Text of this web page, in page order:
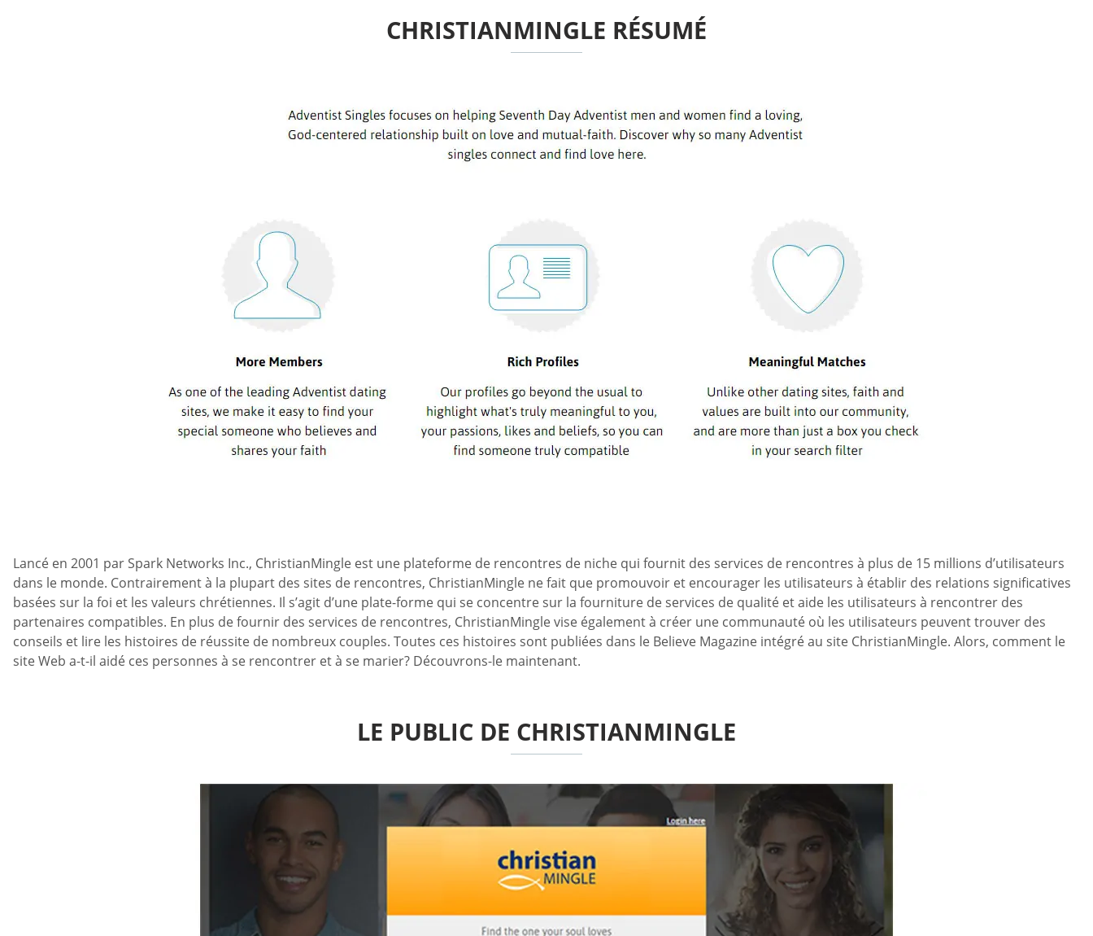
CHRISTIANMINGLE RÉSUMÉ
Lancé en 2001 par Spark Networks Inc., ChristianMingle est une plateforme de rencontres de niche qui fournit des services de rencontres à plus de 15 millions d’utilisateurs
dans le monde. Contrairement à la plupart des sites de rencontres, ChristianMingle ne fait que promouvoir et encourager les utilisateurs à établir des relations significatives
basées sur la foi et les valeurs chrétiennes. Il s’agit d’une plate-forme qui se concentre sur la fourniture de services de qualité et aide les utilisateurs à rencontrer des
partenaires compatibles. En plus de fournir des services de rencontres, ChristianMingle vise également à créer une communauté où les utilisateurs peuvent trouver des
conseils et lire les histoires de réussite de nombreux couples. Toutes ces histoires sont publiées dans le Believe Magazine intégré au site ChristianMingle. Alors, comment le
site Web a-t-il aidé ces personnes à se rencontrer et à se marier? Découvrons-le maintenant.
LE PUBLIC DE CHRISTIANMINGLE